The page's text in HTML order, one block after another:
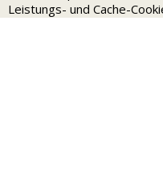
Leistungs- und Cache-